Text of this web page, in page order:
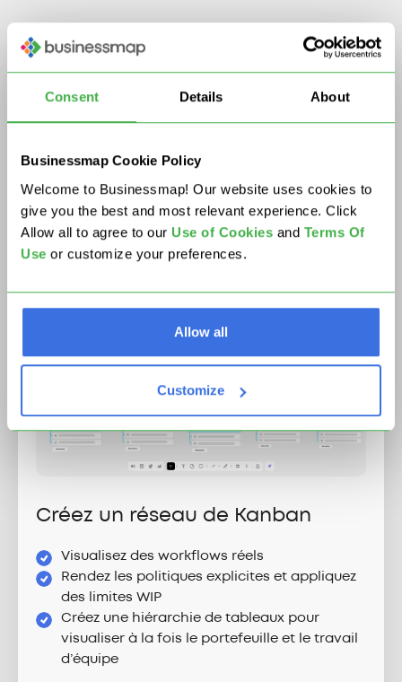
Consent Details About
Businessmap Cookie Policy
Welcome to Businessmap! Our website uses cookies to
give you the best and most relevant experience. Click
Allow all to agree to our Use of Cookies and Terms Of
Use or customize your preferences.
Allow all
Customize
Comment les équipes
avec Businessmap ?
Créez un réseau de Kanban
Créez un réseau de Kanban
Visualisez des workflows réels
Rendez les politiques explicites et appliquez
des limites WIP
Créez une hiérarchie de tableaux pour
visualiser à la fois le portefeuille et le travail
d’équipe